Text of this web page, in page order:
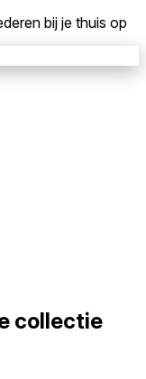
bij je thuis op
collectie